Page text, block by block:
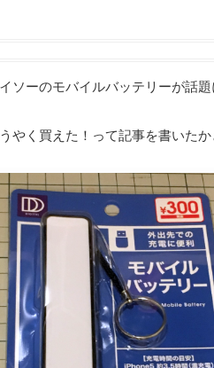
ソーのモバイルバッテリーが話
やく買えた！って記事を書いたか